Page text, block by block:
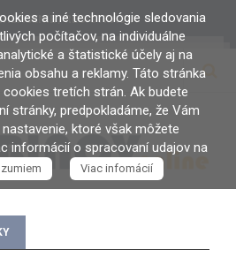
/ REGISTRÁCIA
a iné technológie sledovania
počítačov, na individuálne
a štatistické účely aj na
obsahu a reklamy. Táto stránka
tretích strán. Ak budete
stránky, predpokladáme, že Vám
ktoré však môžete
informácií o spracovaní udajov na
Viac infomácií